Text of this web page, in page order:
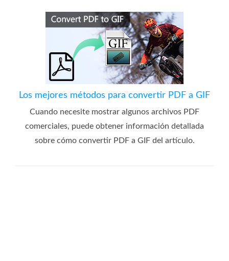
Los mejores métodos para convertir PDF a GIF
Cuando necesite mostrar algunos archivos PDF
comerciales, puede obtener información detallada
sobre cómo convertir PDF a GIF del artículo.